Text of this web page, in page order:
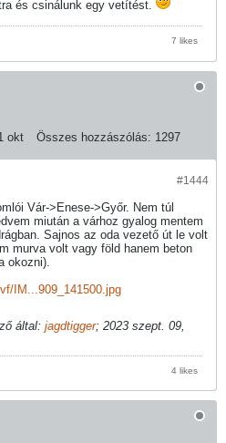
és csinálunk egy vetítést.
7 likes
okt Összes hozzászólás: 1297
#1444
Vár->Enese->Győr. Nem túl
miután a várhoz gyalog mentem
Sajnos az oda vezető út le volt
murva volt vagy föld hanem beton
okozni).
IM...909_141500.jpg
által: jagdtigger; 2023 szept. 09,
4 likes